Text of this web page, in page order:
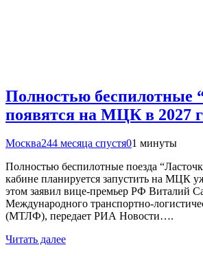
Полностью беспилотные
появятся на МЦК в 2027
Москва244 месяца спустя01 минуты
Полностью беспилотные поезда
кабине планируется запустить на МЦК
этом заявил вице-премьер РФ Виталий
Международного транспортно-
(МТЛФ), передает РИА Новости….
Читать далее